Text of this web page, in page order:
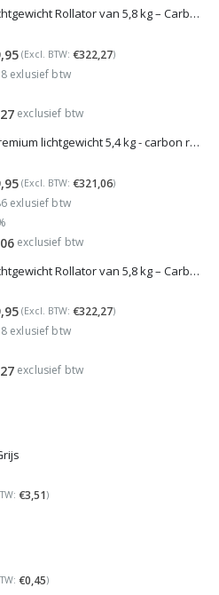
Homecare lichtgewicht Rollator van 5,8 kg – Carbon rollator tot 150 kg draaggewicht – Dubbel opvouwbaar en inclusief reistas - Rood
Huidige
prijs
€389,95.
(Excl. BTW: €322,27)
exlusief btw
exclusief btw
Homecare premium lichtgewicht 5,4 kg - carbon rollator - 150 kg draaggewicht - Opvouwbaar - Groen - incl stokhouder
Huidige
prijs
€349,95.
(Excl. BTW: €321,06)
exlusief btw
exclusief btw
Homecare lichtgewicht Rollator van 5,8 kg – Carbon rollator tot 150 kg draaggewicht – Dubbel opvouwbaar en inclusief reistas - Groen
Huidige
prijs
€389,95.
(Excl. BTW: €322,27)
exlusief btw
exclusief btw
€3,51)
€0,45)